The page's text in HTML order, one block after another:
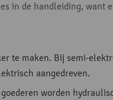
in de handleiding, want
te maken. Bij semi-
aangedreven.
worden